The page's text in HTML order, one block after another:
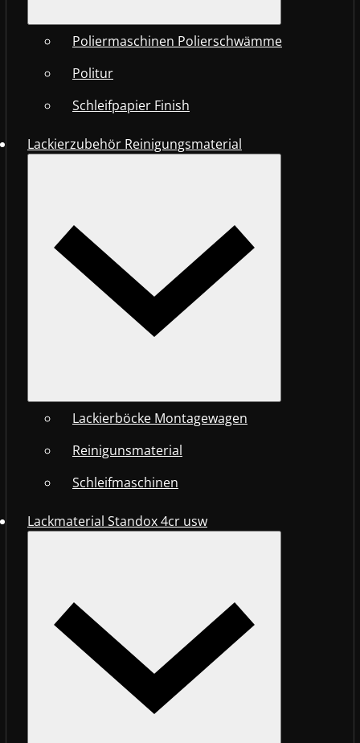
Poliermaschinen Polierschwämme
Politur
Schleifpapier Finish
Lackierzubehör Reinigungsmaterial
Lackierböcke Montagewagen
Reinigunsmaterial
Schleifmaschinen
Lackmaterial Standox 4cr usw